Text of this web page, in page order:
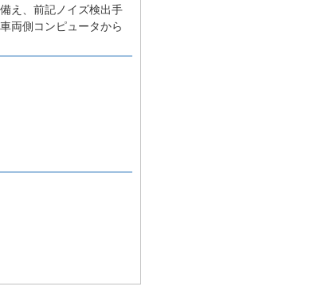
え、前記ノイズ検出手
両側コンピュータから